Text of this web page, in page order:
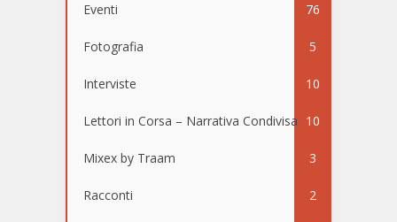
Eventi 76
Fotografia 5
Interviste 10
Lettori in Corsa – Narrativa Condivisa 10
Mixex by Traam 3
Racconti 2